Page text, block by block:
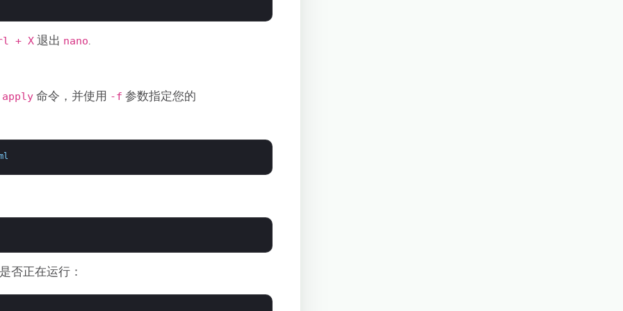
+ X 退出 nano
命令，并使用 -f 参数指定您的
否正在运行：